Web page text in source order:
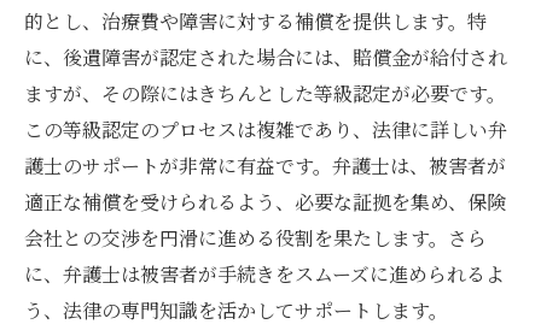
的とし、治療費や障害に対する補償を提供します。特
に、後遺障害が認定された場合には、賠償金が給付され
ますが、その際にはきちんとした等級認定が必要です。
この等級認定のプロセスは複雑であり、法律に詳しい弁
護士のサポートが非常に有益です。弁護士は、被害者が
適正な補償を受けられるよう、必要な証拠を集め、保険
会社との交渉を円滑に進める役割を果たします。さら
に、弁護士は被害者が手続きをスムーズに進められるよ
う、法律の専門知識を活かしてサポートします。